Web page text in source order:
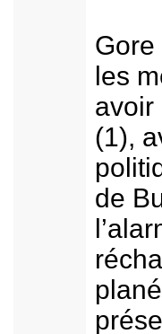
Gore
les
avoir
(1),
de